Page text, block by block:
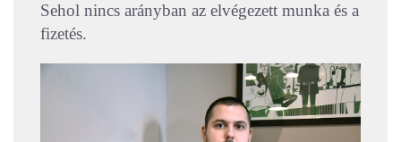
Sehol nincs arányban az elvégezett munka és a
fizetés.